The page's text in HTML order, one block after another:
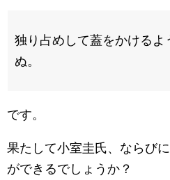
独り占めして蓋をかけるよ
ぬ。
です。
果たして小室圭氏、ならび
ができるでしょうか？